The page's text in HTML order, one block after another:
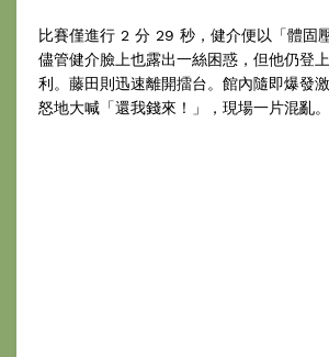
比賽僅進行 2 分 29 秒，健介便以「體固
儘管健介臉上也露出一絲困惑，但他仍登
利。藤田則迅速離開擂台。館內隨即爆發
怒地大喊「還我錢來！」，現場一片混亂。